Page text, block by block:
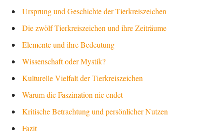
Ursprung und Geschichte der Tierkreiszeichen
Die zwölf Tierkreiszeichen und ihre Zeiträume
Elemente und ihre Bedeutung
Wissenschaft oder Mystik?
Kulturelle Vielfalt der Tierkreiszeichen
Warum die Faszination nie endet
Kritische Betrachtung und persönlicher Nutzen
Fazit